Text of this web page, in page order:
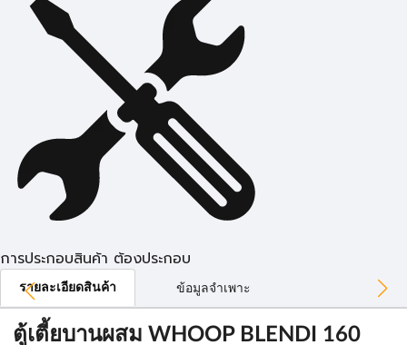
การประกอบสินค้า ต้องประกอบ
รายละเอียดสินค้า ข้อมูลจำเพาะ
ตู้เตี้ยบานผสม WHOOP BLENDI 160